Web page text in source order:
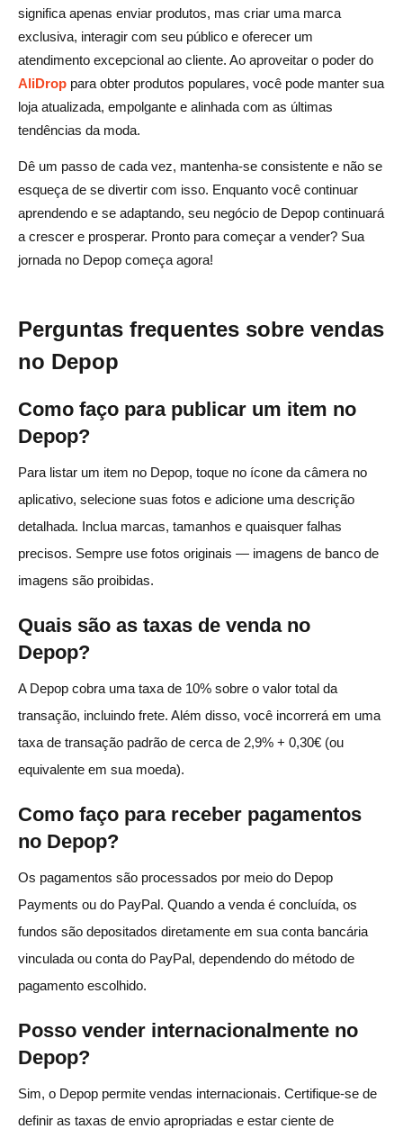
significa apenas enviar produtos, mas criar uma marca
exclusiva, interagir com seu público e oferecer um
atendimento excepcional ao cliente. Ao aproveitar o poder do
AliDrop para obter produtos populares, você pode manter sua
loja atualizada, empolgante e alinhada com as últimas
tendências da moda.
Dê um passo de cada vez, mantenha-se consistente e não se
esqueça de se divertir com isso. Enquanto você continuar
aprendendo e se adaptando, seu negócio de Depop continuará
a crescer e prosperar. Pronto para começar a vender? Sua
jornada no Depop começa agora!
Perguntas frequentes sobre vendas
no Depop
Como faço para publicar um item no
Depop?
Para listar um item no Depop, toque no ícone da câmera no
aplicativo, selecione suas fotos e adicione uma descrição
detalhada. Inclua marcas, tamanhos e quaisquer falhas
precisos. Sempre use fotos originais — imagens de banco de
imagens são proibidas.
Quais são as taxas de venda no
Depop?
A Depop cobra uma taxa de 10% sobre o valor total da
transação, incluindo frete. Além disso, você incorrerá em uma
taxa de transação padrão de cerca de 2,9% + 0,30€ (ou
equivalente em sua moeda).
Como faço para receber pagamentos
no Depop?
Os pagamentos são processados por meio do Depop
Payments ou do PayPal. Quando a venda é concluída, os
fundos são depositados diretamente em sua conta bancária
vinculada ou conta do PayPal, dependendo do método de
pagamento escolhido.
Posso vender internacionalmente no
Depop?
Sim, o Depop permite vendas internacionais. Certifique-se de
definir as taxas de envio apropriadas e estar ciente de